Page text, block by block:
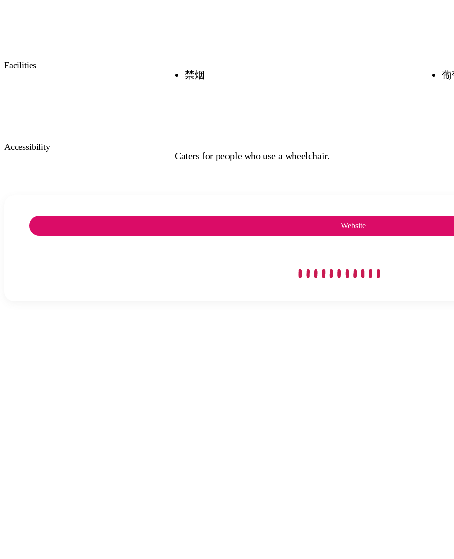
Facilities
禁烟 葡
Accessibility
Caters for people who use a wheelchair.
Website